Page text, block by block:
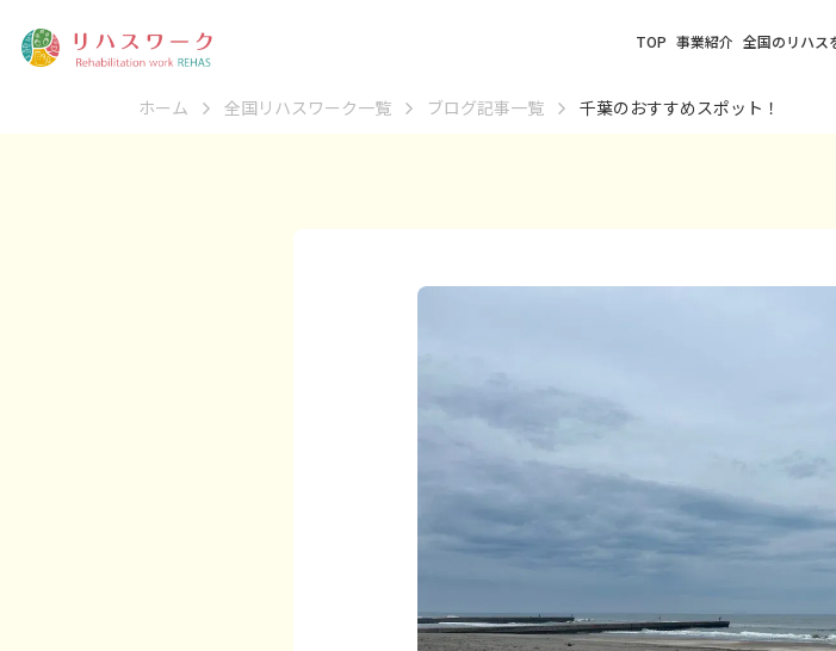
ホーム 全国リハスワーク一覧 ブログ記事一覧 千葉のおすすめスポット！
TOP 事業紹介 全国のリハス
東北エリア